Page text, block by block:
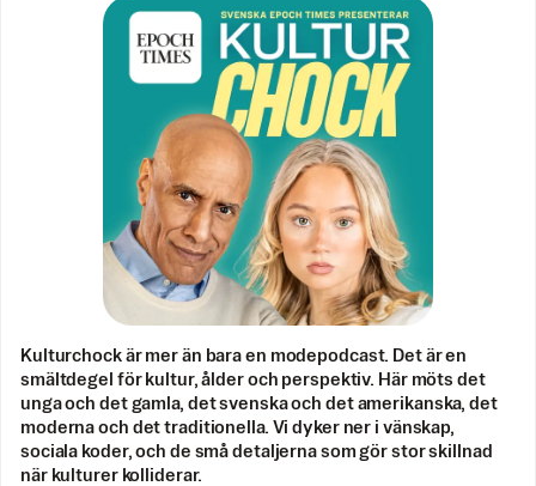
Kulturchock är mer än bara en modepodcast. Det är en
smältdegel för kultur, ålder och perspektiv. Här möts det
unga och det gamla, det svenska och det amerikanska, det
moderna och det traditionella. Vi dyker ner i vänskap,
sociala koder, och de små detaljerna som gör stor skillnad
när kulturer kolliderar.